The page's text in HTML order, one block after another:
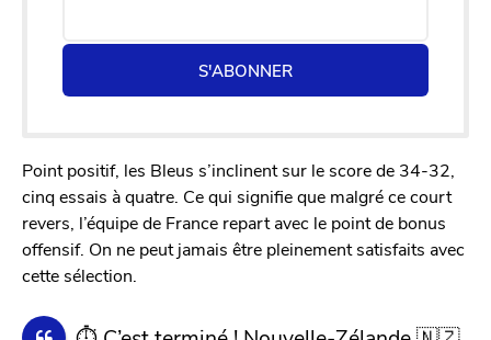
S'ABONNER
Point positif, les Bleus s’inclinent sur le score de 34-32,
cinq essais à quatre. Ce qui signifie que malgré ce court
revers, l’équipe de France repart avec le point de bonus
offensif. On ne peut jamais être pleinement satisfaits avec
cette sélection.